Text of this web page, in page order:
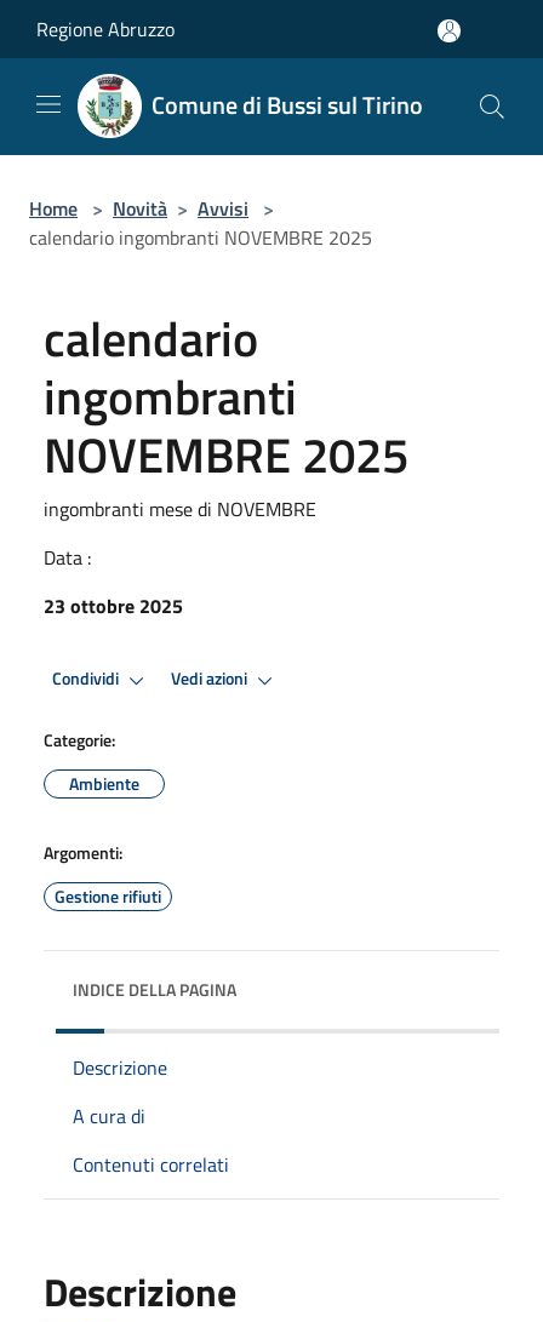
Regione Abruzzo
Comune di Bussi sul Tirino
Home > Novità > Avvisi >
calendario ingombranti NOVEMBRE 2025
calendario
ingombranti
NOVEMBRE 2025
ingombranti mese di NOVEMBRE
Data :
23 ottobre 2025
Condividi Vedi azioni
Categorie:
Ambiente
Argomenti:
Gestione rifiuti
INDICE DELLA PAGINA
Descrizione
A cura di
Contenuti correlati
Descrizione